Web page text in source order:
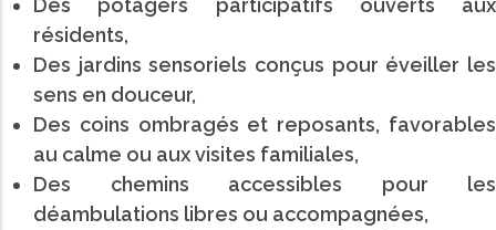
Des potagers participatifs ouverts aux
résidents,
Des jardins sensoriels conçus pour éveiller les
sens en douceur,
Des coins ombragés et reposants, favorables
au calme ou aux visites familiales,
Des chemins accessibles pour les
déambulations libres ou accompagnées,